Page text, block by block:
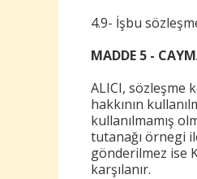
4.9- İşbu
MADDE 5 -
ALICI, sözleşme
hakkının
kullanılmamış
tutanağı örnegi
gönderilmez ise
karşılanır.